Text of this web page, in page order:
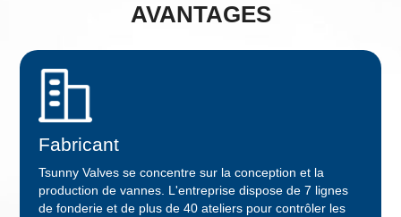
AVANTAGES
Fabricant
Tsunny Valves se concentre sur la conception et la
production de vannes. L'entreprise dispose de 7 lignes
de fonderie et de plus de 40 ateliers pour contrôler les